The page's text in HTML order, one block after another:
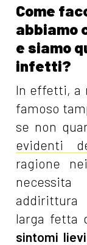
Come
abbiamo
e siamo
infetti?
In effetti, a
famoso
se non
evidenti
ragione
addirittura
larga fetta
sintomi lievi